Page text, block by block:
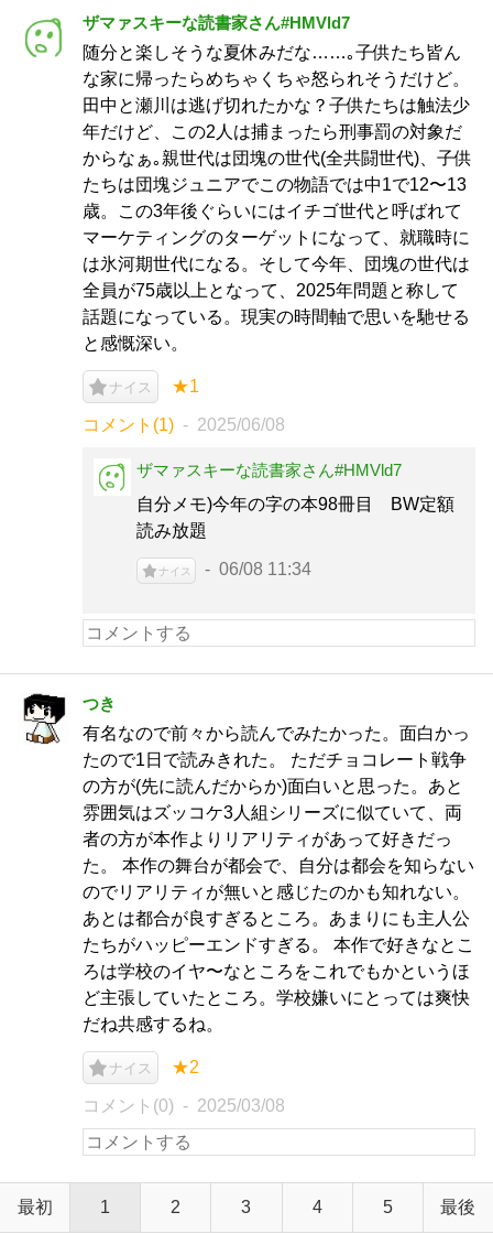
ザマァスキーな読書家さん#HMVld7
随分と楽しそうな夏休みだな……｡子供たち皆ん
な家に帰ったらめちゃくちゃ怒られそうだけど。
田中と瀬川は逃げ切れたかな？子供たちは触法少
年だけど、この2人は捕まったら刑事罰の対象だ
からなぁ｡親世代は団塊の世代(全共闘世代)、子供
たちは団塊ジュニアでこの物語では中1で12〜13
歳。この3年後ぐらいにはイチゴ世代と呼ばれて
マーケティングのターゲットになって、就職時に
は氷河期世代になる。そして今年、団塊の世代は
全員が75歳以上となって、2025年問題と称して
話題になっている。現実の時間軸で思いを馳せる
と感慨深い。
ナイス ★1
コメント(1) 2025/06/08
ザマァスキーな読書家さん#HMVld7
自分メモ)今年の字の本98冊目 BW定額
読み放題
ナイス 06/08 11:34
つき
有名なので前々から読んでみたかった。面白かっ
たので1日で読みきれた。 ただチョコレート戦争
の方が(先に読んだからか)面白いと思った。あと
雰囲気はズッコケ3人組シリーズに似ていて、両
者の方が本作よりリアリティがあって好きだっ
た。 本作の舞台が都会で、自分は都会を知らない
のでリアリティが無いと感じたのかも知れない。
あとは都合が良すぎるところ。あまりにも主人公
たちがハッピーエンドすぎる。 本作で好きなとこ
ろは学校のイヤ〜なところをこれでもかというほ
ど主張していたところ。学校嫌いにとっては爽快
だね共感するね。
ナイス ★2
コメント(0) 2025/03/08
最初 1 2 3 4 5 最後